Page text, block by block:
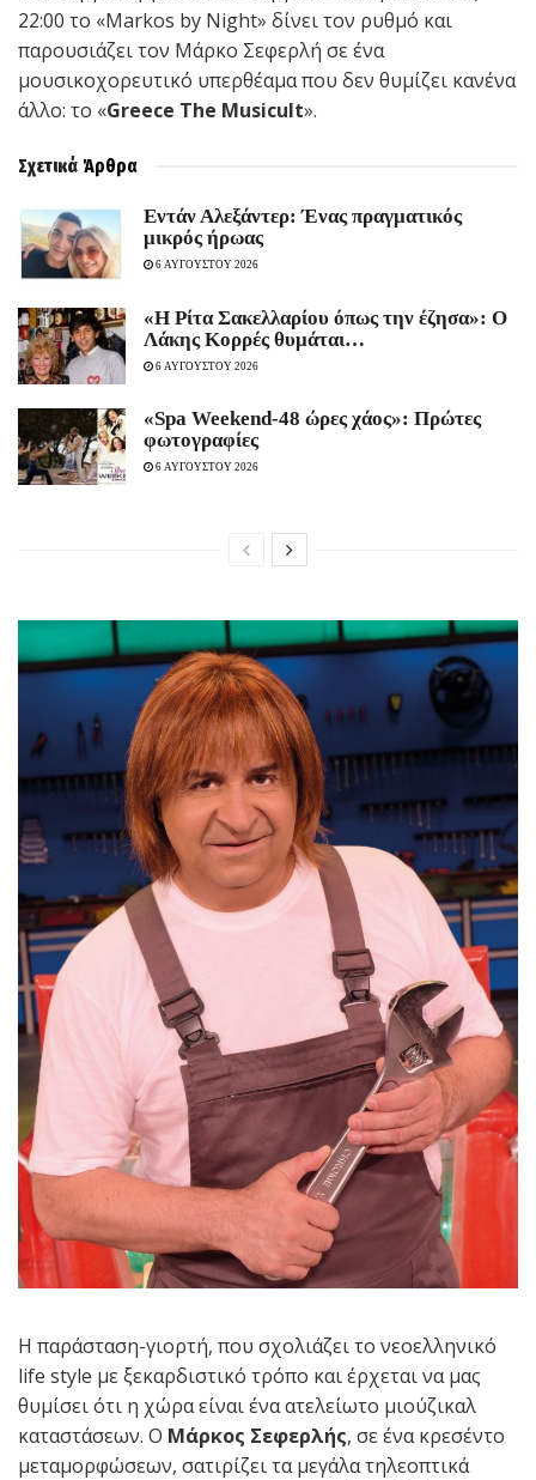
22:00 το «Markos by Night» δίνει τον ρυθμό και
παρουσιάζει τον Μάρκο Σεφερλή σε ένα
μουσικοχορευτικό υπερθέαμα που δεν θυμίζει κανένα
άλλο: το «Greece The Musicult».
Σχετικά Άρθρα
Εντάν Αλεξάντερ: Ένας πραγματικός
μικρός ήρωας
6 ΑΥΓΟΥΣΤΟΥ 2026
«Η Ρίτα Σακελλαρίου όπως την έζησα»: Ο
Λάκης Κορρές θυμάται…
6 ΑΥΓΟΥΣΤΟΥ 2026
«Spa Weekend-48 ώρες χάος»: Πρώτες
φωτογραφίες
6 ΑΥΓΟΥΣΤΟΥ 2026
Η παράσταση-γιορτή, που σχολιάζει το νεοελληνικό
life style με ξεκαρδιστικό τρόπο και έρχεται να μας
θυμίσει ότι η χώρα είναι ένα ατελείωτο μιούζικαλ
καταστάσεων. Ο Μάρκος Σεφερλής, σε ένα κρεσέντο
μεταμορφώσεων, σατιρίζει τα μεγάλα τηλεοπτικά